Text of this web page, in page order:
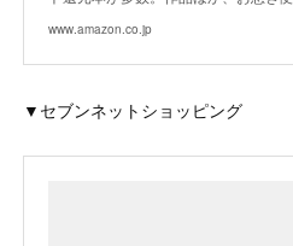
www.amazon.co.jp
▼セブンネットショッピング